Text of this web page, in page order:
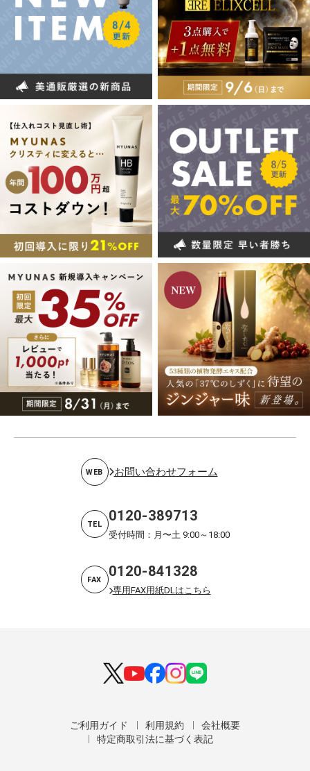
WEB お問い合わせフォーム
TEL 0120-389713
受付時間：月〜土 9:00～18:00
FAX 0120-841328
専用FAX用紙DLはこちら
ご利用ガイド 利用規約
会社概要
特定商取引法に基づく表記